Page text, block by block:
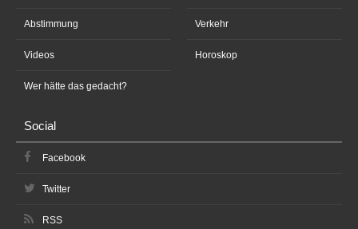
Abstimmung
Videos
Wer hätte das gedacht?
Verkehr
Horoskop
Social
Facebook
Twitter
RSS